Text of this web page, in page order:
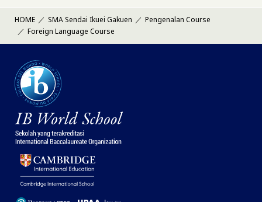
HOME SMA Sendai Ikuei Gakuen
Pengenalan Course
Foreign Language Course